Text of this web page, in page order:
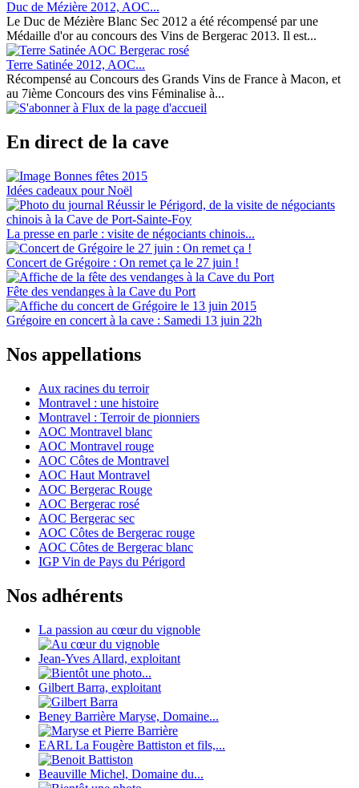
Duc de Mézière 2012, AOC...
Le Duc de Mézière Blanc Sec 2012 a été récompensé par une
Médaille d'or au concours des Vins de Bergerac 2013. Il est...
Terre Satinée 2012, AOC...
Récompensé au Concours des Grands Vins de France à Macon, et
au 7ième Concours des vins Féminalise à...
En direct de la cave
Idées cadeaux pour Noël
La presse en parle : visite de négociants chinois...
Concert de Grégoire : On remet ça le 27 juin !
Fête des vendanges à la Cave du Port
Grégoire en concert à la cave : Samedi 13 juin 22h
Nos appellations
Aux racines du terroir
Montravel : une histoire
Montravel : Terroir de pionniers
AOC Montravel blanc
AOC Montravel rouge
AOC Côtes de Montravel
AOC Haut Montravel
AOC Bergerac Rouge
AOC Bergerac rosé
AOC Bergerac sec
AOC Côtes de Bergerac rouge
AOC Côtes de Bergerac blanc
IGP Vin de Pays du Périgord
Nos adhérents
La passion au cœur du vignoble
Jean-Yves Allard, exploitant
Gilbert Barra, exploitant
Beney Barrière Maryse, Domaine...
EARL La Fougère Battiston et fils,...
Beauville Michel, Domaine du...